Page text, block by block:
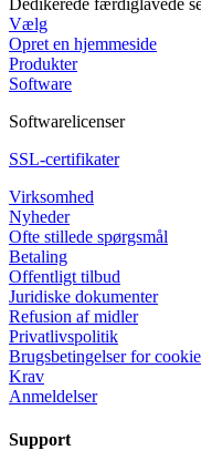
Vælg
Opret en hjemmeside
Produkter
Software
Softwarelicenser
SSL-certifikater
Virksomhed
Nyheder
Ofte stillede spørgsmål
Betaling
Offentligt tilbud
Juridiske dokumenter
Refusion af midler
Privatlivspolitik
Brugsbetingelser for
Krav
Anmeldelser
Support